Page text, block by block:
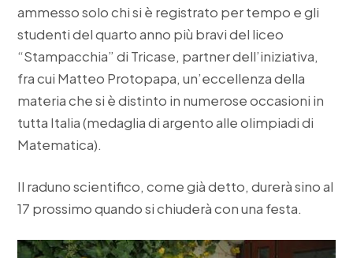
ammesso solo chi si è registrato per tempo e gli
studenti del quarto anno più bravi del liceo
“Stampacchia” di Tricase, partner dell’iniziativa,
fra cui Matteo Protopapa, un’eccellenza della
materia che si è distinto in numerose occasioni in
tutta Italia (medaglia di argento alle olimpiadi di
Matematica).
Il raduno scientifico, come già detto, durerà sino al
17 prossimo quando si chiuderà con una festa.